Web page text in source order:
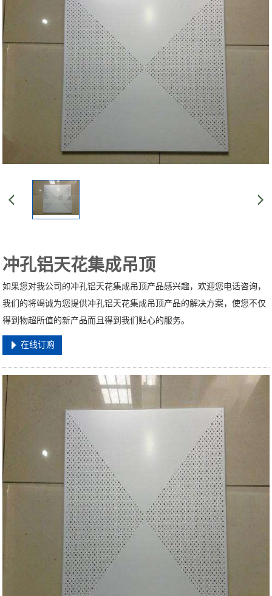
冲孔铝天花集成吊顶
如果您对我公司的冲孔铝天花集成吊顶产品感兴趣，欢迎您电话咨询，
我们的将竭诚为您提供冲孔铝天花集成吊顶产品的解决方案，使您不仅
得到物超所值的新产品而且得到我们贴心的服务。
在线订购